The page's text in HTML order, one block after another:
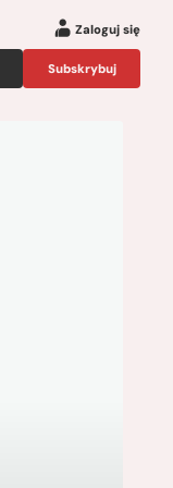
Zaloguj się
Subskrybuj